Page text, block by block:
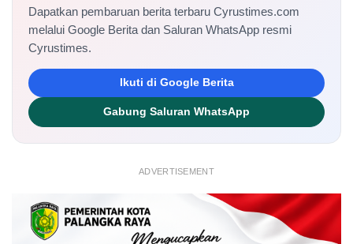
Dapatkan pembaruan berita terbaru Cyrustimes.com
melalui Google Berita dan Saluran WhatsApp resmi
Cyrustimes.
Ikuti di Google Berita
Gabung Saluran WhatsApp
ADVERTISEMENT